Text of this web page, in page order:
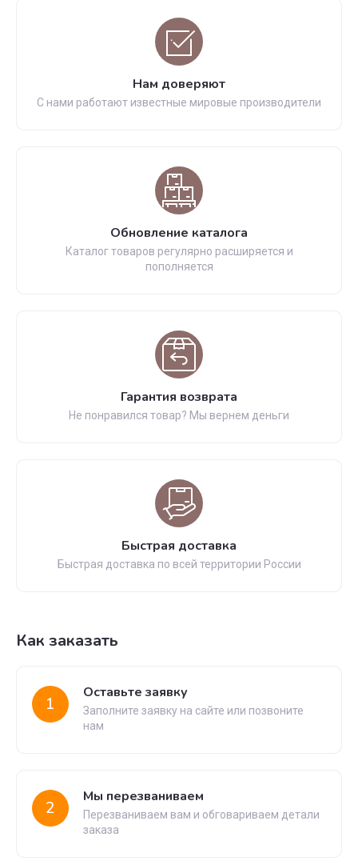
Нам доверяют
С нами работают известные мировые производители
Обновление каталога
Каталог товаров регулярно расширяется и
пополняется
Гарантия возврата
Не понравился товар? Мы вернем деньги
Быстрая доставка
Быстрая доставка по всей территории России
Как заказать
1
Оставьте заявку
Заполните заявку на сайте или позвоните
нам
2
Мы перезваниваем
Перезваниваем вам и обговариваем детали
заказа